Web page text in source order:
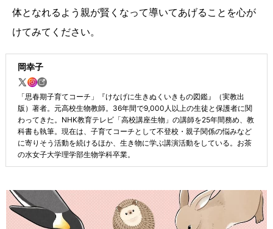
体となれるよう親が賢くなって導いてあげることを心が
けてみてください。
岡幸子
「思春期子育てコーチ」『けなげに生きぬくいきもの図鑑』（実教出
版）著者。元高校生物教師。36年間で9,000人以上の生徒と保護者に関
わってきた。NHK教育テレビ「高校講座生物」の講師を25年間務め、教
科書も執筆。現在は、子育てコーチとして不登校・親子関係の悩みなど
に寄りそう活動を続けるほか、生き物に学ぶ講演活動をしている。お茶
の水女子大学理学部生物学科卒業。